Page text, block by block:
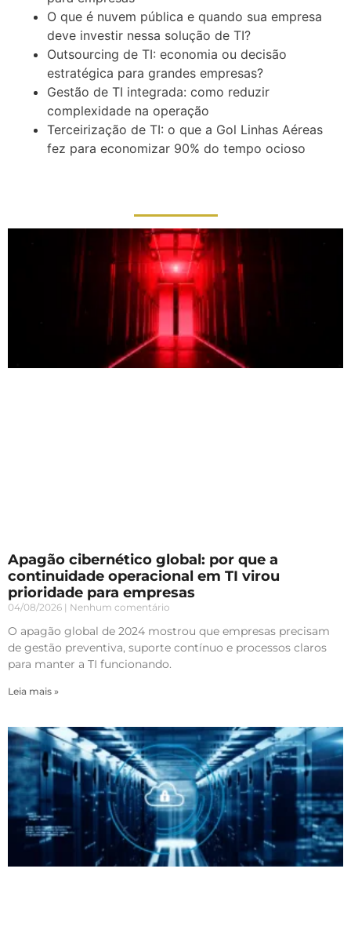
O que é nuvem pública e quando sua empresa
deve investir nessa solução de TI?
Outsourcing de TI: economia ou decisão
estratégica para grandes empresas?
Gestão de TI integrada: como reduzir
complexidade na operação
Terceirização de TI: o que a Gol Linhas Aéreas
fez para economizar 90% do tempo ocioso
Apagão cibernético global: por que a
continuidade operacional em TI virou
prioridade para empresas
04/08/2026 Nenhum comentário
O apagão global de 2024 mostrou que empresas precisam
de gestão preventiva, suporte contínuo e processos claros
para manter a TI funcionando.
Leia mais »